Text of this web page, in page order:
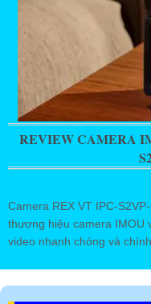
REVIEW CAMERA
Camera REX VT IPC-
thương hiệu camera IMOU
video nhanh chóng và